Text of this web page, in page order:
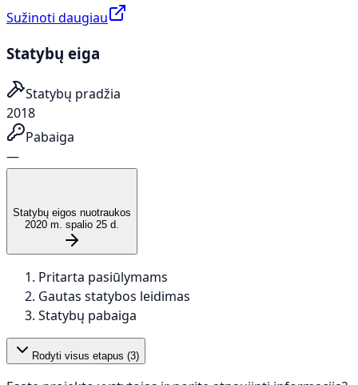
Sužinoti daugiau
Statybų eiga
Statybų pradžia
2018
Pabaiga
—
Statybų eigos nuotraukos
2020 m. spalio 25 d.
Pritarta pasiūlymams
Gautas statybos leidimas
Statybų pabaiga
Rodyti visus etapus (3)